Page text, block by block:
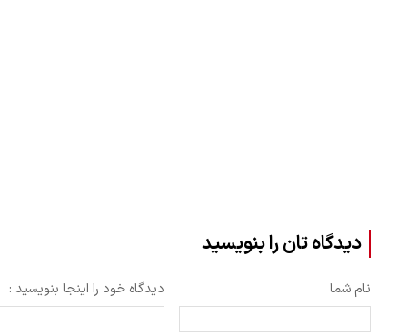
دیدگاه تان را بنویسید
نام شما دیدگاه خود را اینجا بنویسید :